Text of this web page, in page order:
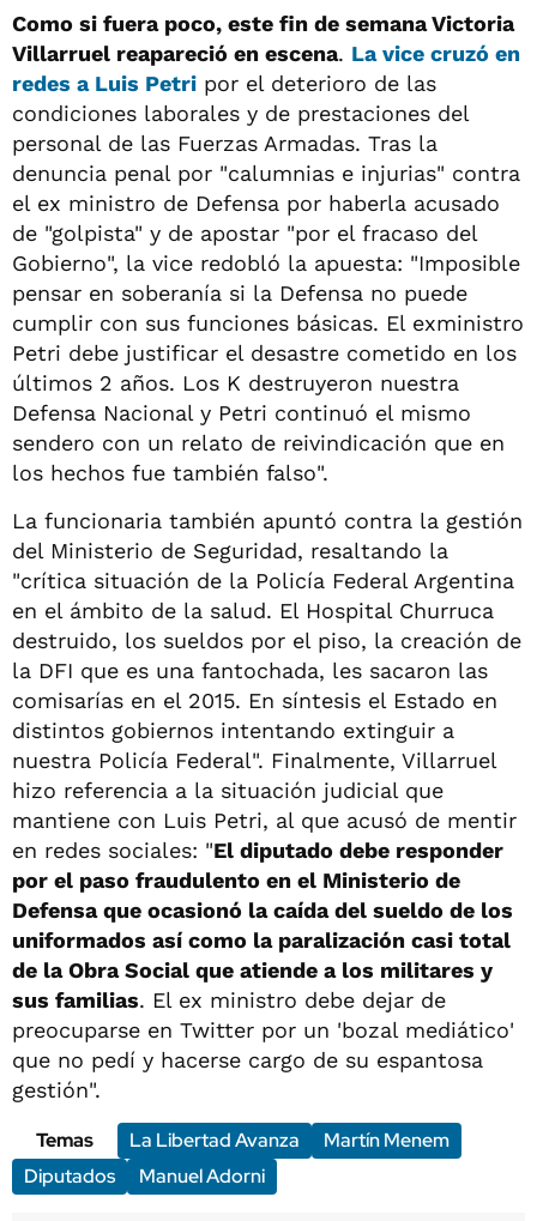
Como si fuera poco, este fin de semana Victoria
Villarruel reapareció en escena. La vice cruzó en
redes a Luis Petri por el deterioro de las
condiciones laborales y de prestaciones del
personal de las Fuerzas Armadas. Tras la
denuncia penal por "calumnias e injurias" contra
el ex ministro de Defensa por haberla acusado
de "golpista" y de apostar "por el fracaso del
Gobierno", la vice redobló la apuesta: "Imposible
pensar en soberanía si la Defensa no puede
cumplir con sus funciones básicas. El exministro
Petri debe justificar el desastre cometido en los
últimos 2 años. Los K destruyeron nuestra
Defensa Nacional y Petri continuó el mismo
sendero con un relato de reivindicación que en
los hechos fue también falso".
La funcionaria también apuntó contra la gestión
del Ministerio de Seguridad, resaltando la
"crítica situación de la Policía Federal Argentina
en el ámbito de la salud. El Hospital Churruca
destruido, los sueldos por el piso, la creación de
la DFI que es una fantochada, les sacaron las
comisarías en el 2015. En síntesis el Estado en
distintos gobiernos intentando extinguir a
nuestra Policía Federal". Finalmente, Villarruel
hizo referencia a la situación judicial que
mantiene con Luis Petri, al que acusó de mentir
en redes sociales: "El diputado debe responder
por el paso fraudulento en el Ministerio de
Defensa que ocasionó la caída del sueldo de los
uniformados así como la paralización casi total
de la Obra Social que atiende a los militares y
sus familias. El ex ministro debe dejar de
preocuparse en Twitter por un 'bozal mediático'
que no pedí y hacerse cargo de su espantosa
gestión".
Temas
La Libertad Avanza
Martín Menem
Diputados
Manuel Adorni